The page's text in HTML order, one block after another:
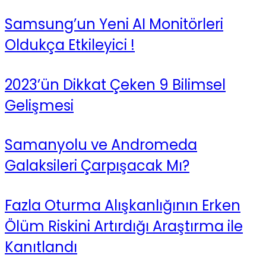
Samsung’un Yeni AI Monitörleri
Oldukça Etkileyici !
2023’ün Dikkat Çeken 9 Bilimsel
Gelişmesi
Samanyolu ve Andromeda
Galaksileri Çarpışacak Mı?
Fazla Oturma Alışkanlığının Erken
Ölüm Riskini Artırdığı Araştırma ile
Kanıtlandı